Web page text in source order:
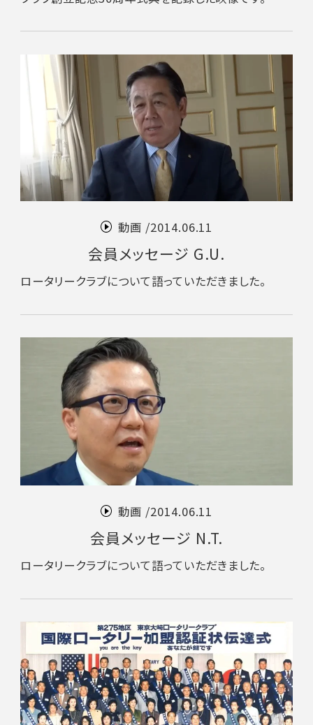
動画 /2014.06.11
会員メッセージ G.U.
ロータリークラブについて語っていただきました。
動画 /2014.06.11
会員メッセージ N.T.
ロータリークラブについて語っていただきました。